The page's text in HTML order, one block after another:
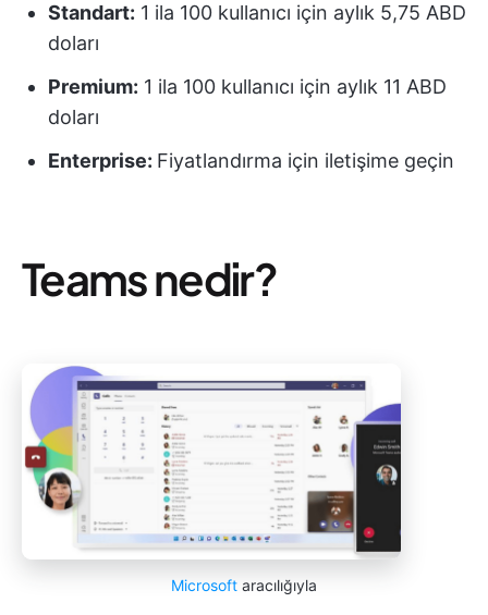
Standart: 1 ila 100 kullanıcı için aylık 5,75 ABD
doları
Premium: 1 ila 100 kullanıcı için aylık 11 ABD
doları
Enterprise: Fiyatlandırma için iletişime geçin
Teams nedir?
Microsoft aracılığıyla